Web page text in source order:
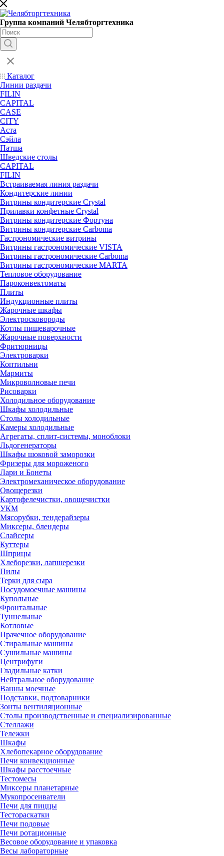
Группа компаний Челябторгтехника
Каталог
Линии раздачи
FILIN
CAPITAL
CASE
CITY
Аста
Сэйла
Патша
Шведские столы
CAPITAL
FILIN
Встраиваемая линия раздачи
Кондитерские линии
Витрины кондитерские Crystal
Прилавки конфетные Crystal
Витрины кондитерские Фортуна
Витрины кондитерские Carboma
Гастрономические витрины
Витрины гастрономические VISTA
Витрины гастрономические Carboma
Витрины гастрономические MARTA
Тепловое оборудование
Пароконвектоматы
Плиты
Индукционные плиты
Жарочные шкафы
Электросковороды
Котлы пищеварочные
Жарочные поверхности
Фритюрницы
Электроварки
Коптильни
Мармиты
Микроволновые печи
Рисоварки
Холодильное оборудование
Шкафы холодильные
Столы холодильные
Камеры холодильные
Агрегаты, сплит-системы, моноблоки
Льдогенераторы
Шкафы шоковой заморозки
Фризеры для мороженого
Лари и Бонеты
Электромеханическое оборудование
Овощерезки
Картофелечистки, овощечистки
УКМ
Мясорубки, тендерайзеры
Миксеры, блендеры
Слайсеры
Куттеры
Шприцы
Хлеборезки, лапшерезки
Пилы
Терки для сыра
Посудомоечные машины
Купольные
Фронтальные
Туннельные
Котловые
Прачечное оборудование
Стиральные машины
Сушильные машины
Центрифуги
Гладильные катки
Нейтральное оборудование
Ванны моечные
Подставки, подтоварники
Зонты вентиляционные
Столы производственные и специализированные
Стеллажи
Тележки
Шкафы
Хлебопекарное оборудование
Печи конвекционные
Шкафы расстоечные
Тестомесы
Миксеры планетарные
Мукопросеиватели
Печи для пиццы
Тестораскатки
Печи подовые
Печи ротационные
Весовое оборудование и упаковка
Весы лабораторные